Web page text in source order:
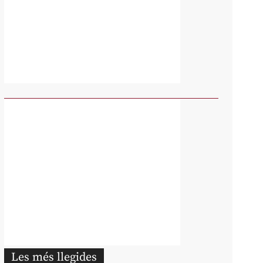
Les més llegides